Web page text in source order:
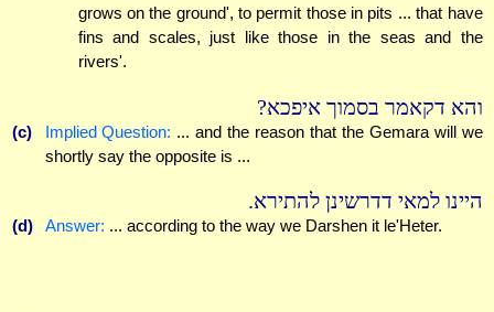
grows on the ground', to permit those in pits ... that have
fins and scales, just like those in the seas and the
rivers'.
והא דקאמר בסמוך איפכא?
(c) Implied Question: ... and the reason that the Gemara will we
shortly say the opposite is ...
היינו למאי דדרשינן להתירא.
(d) Answer: ... according to the way we Darshen it le'Heter.